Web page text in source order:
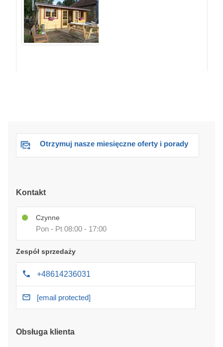
Otrzymuj nasze miesięczne oferty i porady
Kontakt
Czynne
Pon - Pt 08:00 - 17:00
Zespół sprzedaży
+48614236031
[email protected]
Obsługa klienta